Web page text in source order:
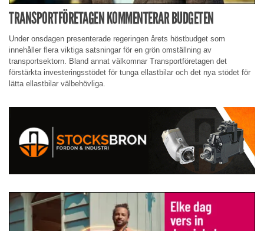
TRANSPORTFÖRETAGEN KOMMENTERAR BUDGETEN
Under onsdagen presenterade regeringen årets höstbudget som
innehåller flera viktiga satsningar för en grön omställning av
transportsektorn. Bland annat välkomnar Transportföretagen det
förstärkta investeringsstödet för tunga ellastbilar och det nya stödet för
lätta ellastbilar välbehövliga.